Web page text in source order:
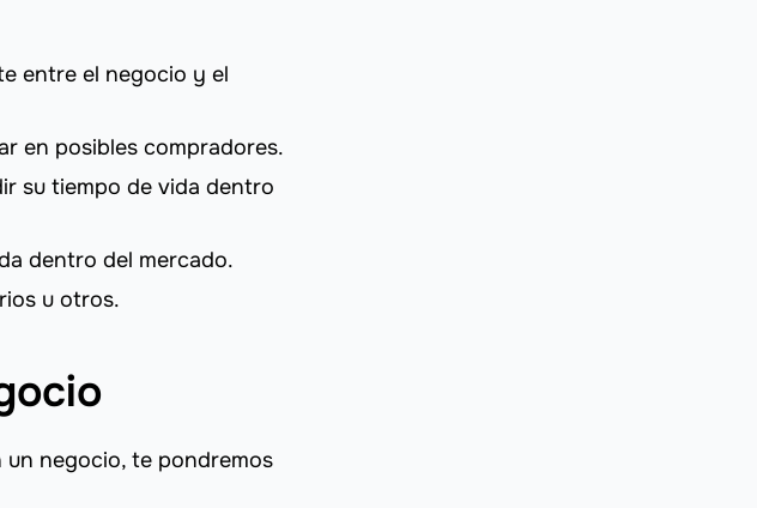
entre el negocio y el
en posibles compradores.
su tiempo de vida dentro
dentro del mercado.
u otros.
un negocio, te pondremos